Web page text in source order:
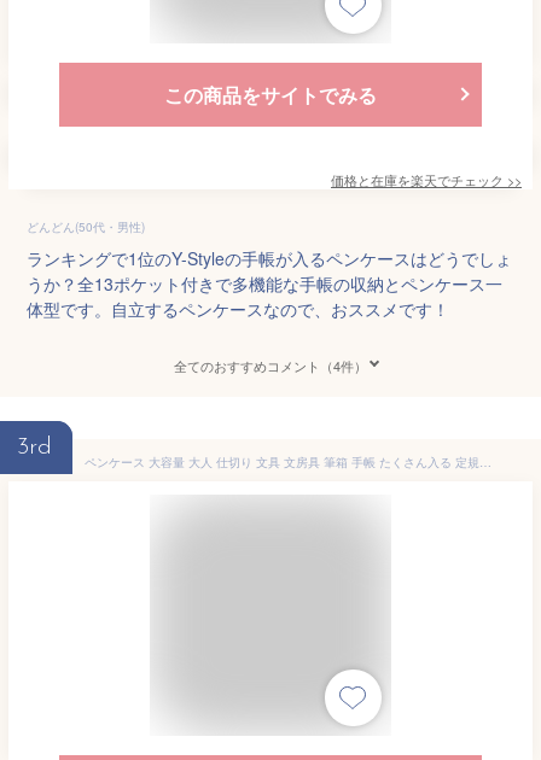
この商品をサイトでみる
価格と在庫を楽天でチェック >>
どんどん(50代・男性)
ランキングで1位のY-Styleの手帳が入るペンケースはどうでしょ
うか？全13ポケット付きで多機能な手帳の収納とペンケース一
体型です。自立するペンケースなので、おススメです！
全てのおすすめコメント（4件）
3rd
ペンケース 大容量 大人 仕切り 文具 文房具 筆箱 手帳 たくさん入る 定規 付箋 収納 テレワーク 持ち運べる 帆布 キャンバス 高校生 中学生 大学生 小学生 多機能 広口